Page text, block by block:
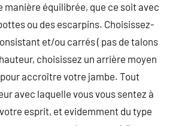
manière équilibrée, que ce soit avec
ou des escarpins. Choisissez-
et/ou carrés ( pas de talons
choisissez un arrière moyen
accroître votre jambe. Tout
avec laquelle vous vous sentez à
votre esprit, et evidemment du type